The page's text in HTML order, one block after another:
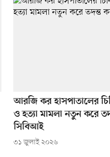
আরজি কর হাসপাতালের
ও হত্যা মামলা নতুন করে
সিবিআই
৩১ জুলাই ২০২৬